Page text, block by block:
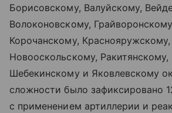
Борисовскому, Валуйскому,
Волоконовскому,
Корочанскому, Краснояружскому,
Новооскольскому, Ракитянскому,
Шебекинскому и Яковлевскому
сложности было зафиксировано
с применением артиллерии и